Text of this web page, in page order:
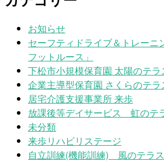
お知らせ
セーフティドライブ＆トレー
フットルース」
下松市小規模保育園 太陽のテラ
企業主導型保育園 さくらのテラ
居宅介護支援事業所 来歩
放課後等デイサービス 虹のテ
未分類
来歩リハビリステージ
自立訓練(機能訓練) 風のテラス